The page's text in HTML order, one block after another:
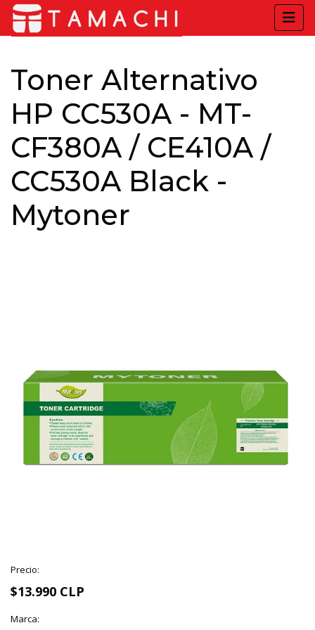
Toner Alternativo
HP CC530A - MT-
CF380A / CE410A /
CC530A Black -
Mytoner
Precio:
$13.990 CLP
Marca: